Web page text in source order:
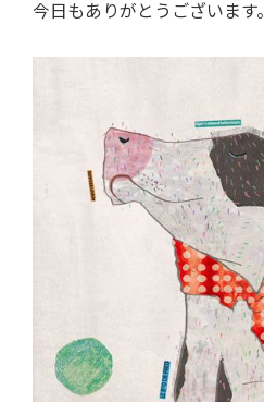
今日もありがとうございます。